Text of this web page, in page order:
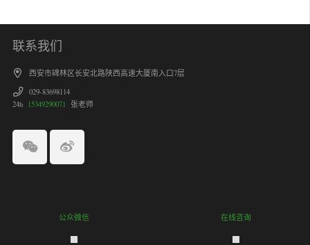
联系我们
西安市碑林区长安北路陕西高速大厦南入口7层
029-83698114
24h
15349290071 张老师
公众微信 在线咨询